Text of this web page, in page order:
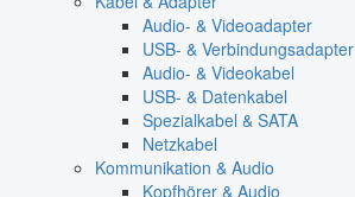
Audio- & Videoadapter
USB- & Verbindungsadapter
Audio- & Videokabel
USB- & Datenkabel
Spezialkabel & SATA
Netzkabel
Kommunikation & Audio
Kopfhörer & Audio